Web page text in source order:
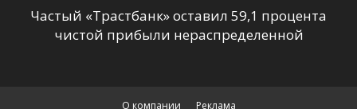
Частый «Трастбанк» оставил 59,1 процента
чистой прибыли нераспределенной
О компании Реклама